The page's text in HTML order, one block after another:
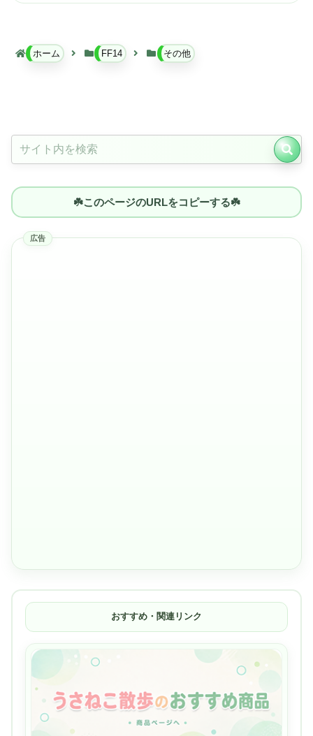
ホーム FF14 その他
☘️このページのURLをコピーする☘️
広告
おすすめ・関連リンク